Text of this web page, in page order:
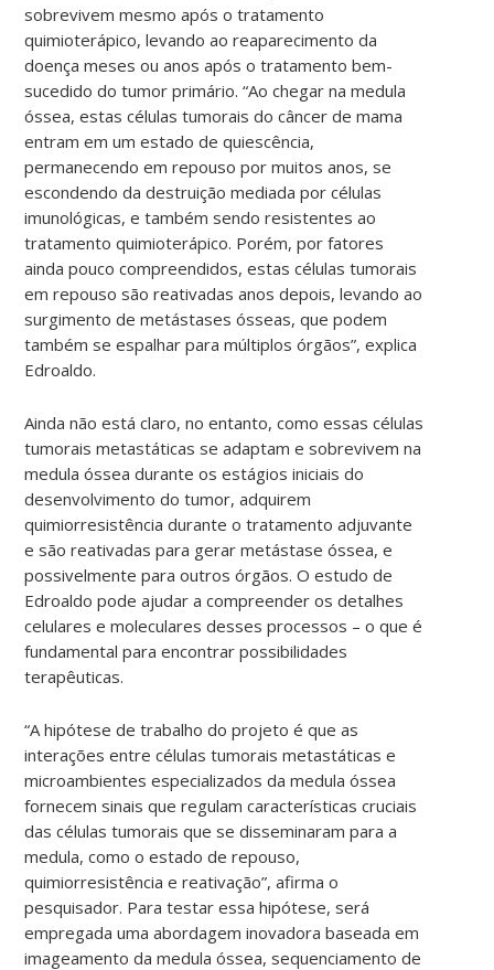
sobrevivem mesmo após o tratamento
quimioterápico, levando ao reaparecimento da
doença meses ou anos após o tratamento bem-
sucedido do tumor primário. “Ao chegar na medula
óssea, estas células tumorais do câncer de mama
entram em um estado de quiescência,
permanecendo em repouso por muitos anos, se
escondendo da destruição mediada por células
imunológicas, e também sendo resistentes ao
tratamento quimioterápico. Porém, por fatores
ainda pouco compreendidos, estas células tumorais
em repouso são reativadas anos depois, levando ao
surgimento de metástases ósseas, que podem
também se espalhar para múltiplos órgãos”, explica
Edroaldo.
Ainda não está claro, no entanto, como essas células
tumorais metastáticas se adaptam e sobrevivem na
medula óssea durante os estágios iniciais do
desenvolvimento do tumor, adquirem
quimiorresistência durante o tratamento adjuvante
e são reativadas para gerar metástase óssea, e
possivelmente para outros órgãos. O estudo de
Edroaldo pode ajudar a compreender os detalhes
celulares e moleculares desses processos – o que é
fundamental para encontrar possibilidades
terapêuticas.
“A hipótese de trabalho do projeto é que as
interações entre células tumorais metastáticas e
microambientes especializados da medula óssea
fornecem sinais que regulam características cruciais
das células tumorais que se disseminaram para a
medula, como o estado de repouso,
quimiorresistência e reativação”, afirma o
pesquisador. Para testar essa hipótese, será
empregada uma abordagem inovadora baseada em
imageamento da medula óssea, sequenciamento de